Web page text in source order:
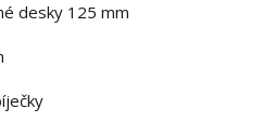
desky 125 mm